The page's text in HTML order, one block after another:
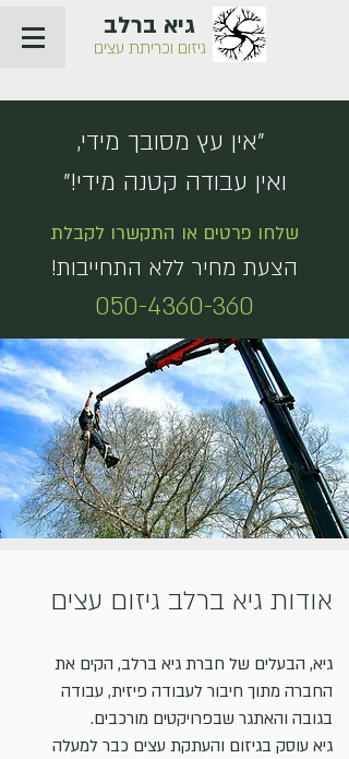
גיא ברלב
גיזום וכריתת עצים
"אין עץ מסובך מידי,
ואין עבודה קטנה מידי!"
שלחו פרטים או התקשרו לקבלת
הצעת מחיר ללא התחייבות!
050-4360-360
אודות גיא ברלב גיזום עצים
גיא, הבעלים של חברת גיא ברלב, הקים את
החברה מתוך חיבור לעבודה פיזית, עבודה
בגובה והאתגר שבפרויקטים מורכבים.
גיא עוסק בגיזום והעתקת עצים כבר למעלה